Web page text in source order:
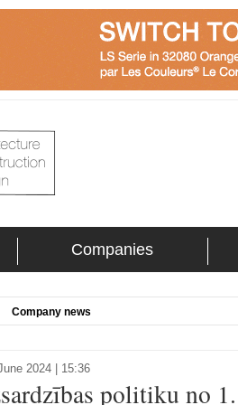
Companies
Company news
2024 | 15:36
politiku no